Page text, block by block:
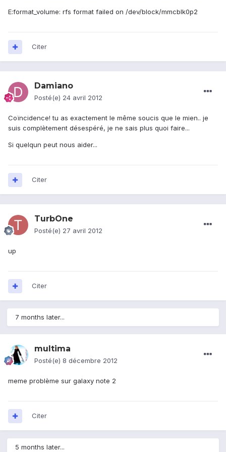
E:format_volume: rfs format failed on /dev/block/mmcblk0p2
Citer
Damiano
Posté(e) 24 avril 2012
Coïncidence! tu as exactement le même soucis que le mien.. je
suis complètement désespéré, je ne sais plus quoi faire...
Si quelqun peut nous aider...
Citer
TurbOne
Posté(e) 27 avril 2012
up
Citer
7 months later...
multima
Posté(e) 8 décembre 2012
meme problème sur galaxy note 2
Citer
5 months later...